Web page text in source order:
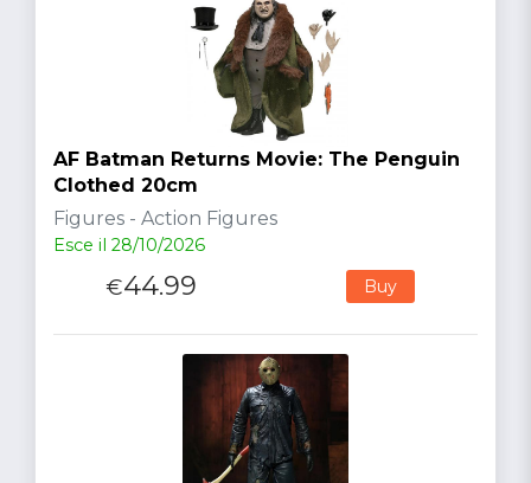
AF Batman Returns Movie: The Penguin
Clothed 20cm
Figures - Action Figures
Esce il 28/10/2026
€44.99 Buy